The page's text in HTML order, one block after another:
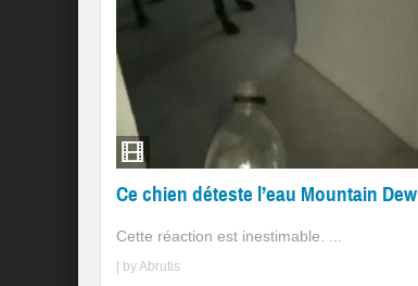
Ce chien déteste l’eau Mountain Dew
Cette réaction est inestimable. ...
| byAbrutis